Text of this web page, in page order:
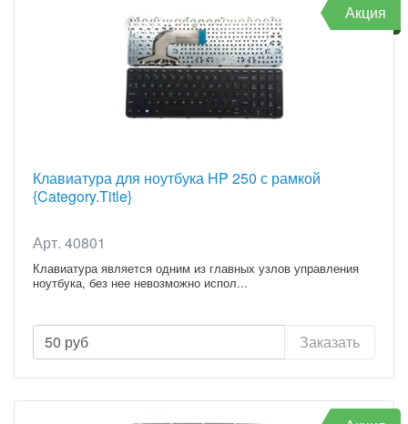
Клавиатура для ноутбука HP 250 с рамкой
{Category.Title}
Арт. 40801
Клавиатура является одним из главных узлов управления
ноутбука, без нее невозможно испол...
50 руб Заказать
Акция